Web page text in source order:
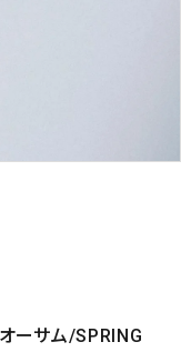
ーサム/SPRING